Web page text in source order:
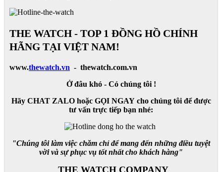
THE WATCH - TOP 1 ĐỒNG HỒ CHÍNH
HÃNG TẠI VIỆT NAM!
www.thewatch.vn - thewatch.com.vn
Ở đâu khó - Có chúng tôi !
Hãy CHAT ZALO hoặc GỌI NGAY cho chúng tôi để được
tư vấn trực tiếp bạn nhé:
"Chúng tôi làm việc chăm chỉ để mang đến những điều tuyệt
vời và sự phục vụ tốt nhất cho khách hàng"
THE WATCH COMPANY